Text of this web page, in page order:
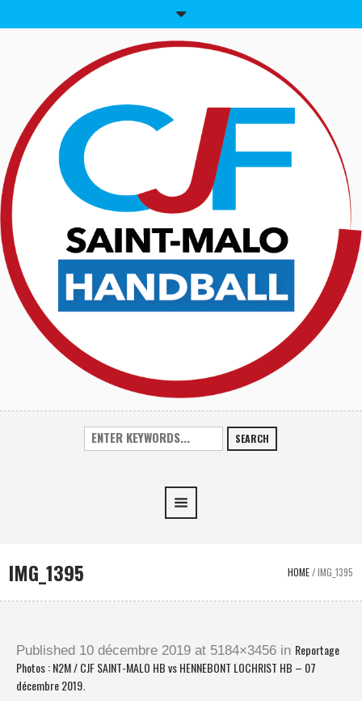
SEARCH
IMG_1395 HOME/IMG_1395
Published 10 décembre 2019 at 5184×3456 in Reportage
Photos : N2M / CJF SAINT-MALO HB vs HENNEBONT LOCHRIST HB – 07
décembre 2019.